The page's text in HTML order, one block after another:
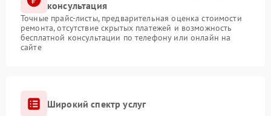
консультация
Точные прайс-листы, предварительная оценка стоимости
ремонта, отсутствие скрытых платежей и возможность
бесплатной консультации по телефону или онлайн на
сайте
Широкий спектр услуг